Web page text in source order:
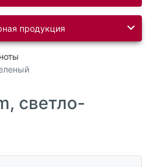
продукция
светло-